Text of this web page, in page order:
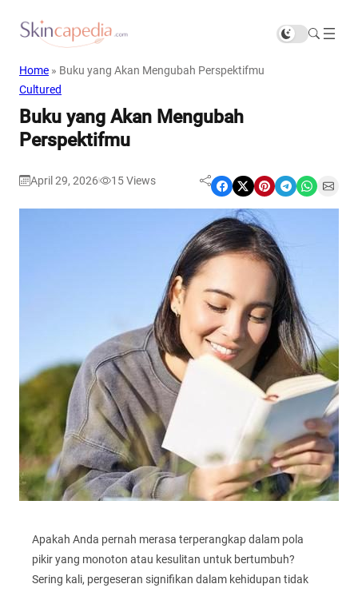
Home » Buku yang Akan Mengubah Perspektifmu
Cultured
Buku yang Akan Mengubah
Perspektifmu
April 29, 2026 15Views Share on Facebook Share on X Share on Pinterest Share on Telegram Share on WhatsApp Share on Email
Apakah Anda pernah merasa terperangkap dalam pola
pikir yang monoton atau kesulitan untuk bertumbuh?
Sering kali, pergeseran signifikan dalam kehidupan tidak